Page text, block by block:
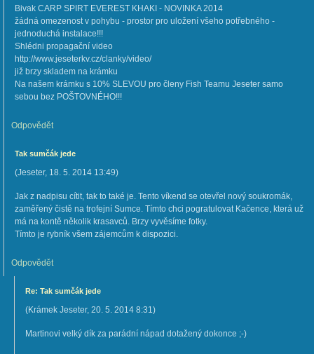
Bivak CARP SPIRT EVEREST KHAKI - NOVINKA 2014
žádná omezenost v pohybu - prostor pro uložení všeho potřebného -
jednoduchá instalace!!!
Shlédni propagační video
http://www.jeseterkv.cz/clanky/video/
již brzy skladem na krámku
Na našem krámku s 10% SLEVOU pro členy Fish Teamu Jeseter samo
sebou bez POŠTOVNÉHO!!!
Odpovědět
Tak sumčák jede
(Jeseter, 18. 5. 2014 13:49)
Jak z nadpisu cítit, tak to také je. Tento víkend se otevřel nový soukromák,
zaměřený čistě na trofejní Sumce. Tímto chci pogratulovat Kačence, která už
má na kontě několik krasavců. Brzy vyvěsíme fotky.
Tímto je rybník všem zájemcům k dispozici.
Odpovědět
Re: Tak sumčák jede
(Krámek Jeseter, 20. 5. 2014 8:31)
Martinovi velký dík za parádní nápad dotažený dokonce ;-)